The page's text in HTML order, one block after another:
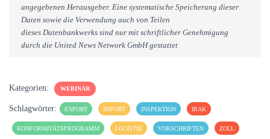
angegebenen Herausgeber. Eine systematische Speicherung dieser
Daten sowie die Verwendung auch von Teilen
dieses Datenbankwerks sind nur mit schriftlicher Genehmigung
durch die United News Network GmbH gestattet
Kategorien: WEBINAR
Schlagwörter: EXPORT IMPORT INSPEKTION IRAK
KONFORMITÄTSPROGRAMM LOGISTIK VORSCHRIFTEN ZOLL